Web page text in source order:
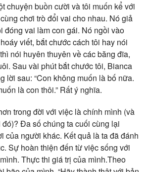
chuyện buồn cười và tôi muốn kể với
chơi trò đổi vai cho nhau. Nó giả
đóng vai làm con gái. Nó ngồi vào
viết, bắt chước cách tôi hay nói
nói huyên thuyên về các băng đĩa,
Sau vài phút bắt chước tôi, Bianca
lời sau: “Con không muốn là bố nữa.
là con thôi.” Rất ý nghĩa.
trong đời với việc là chính mình (và
Đa số chúng ta cuối cùng lại
của người khác. Kết quả là ta đã đánh
Sự hoàn thiện đến từ việc sống với
Thực thi giá trị của mình.Theo